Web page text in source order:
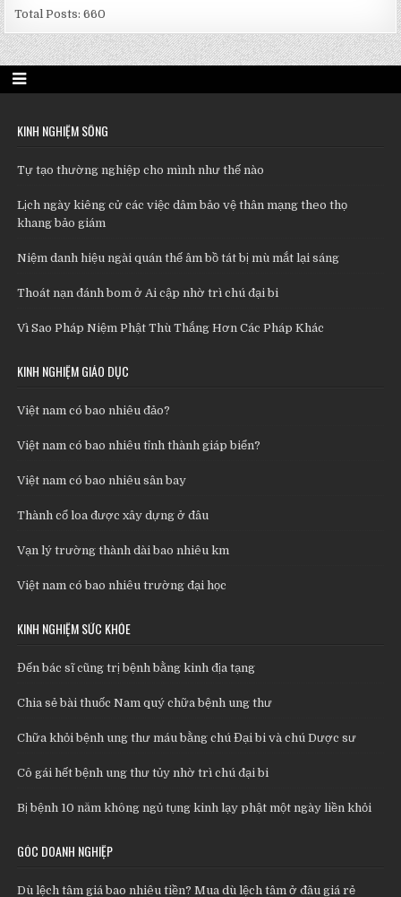
Total Posts:660
KINH NGHIỆM SỐNG
Tự tạo thường nghiệp cho mình như thế nào
Lịch ngày kiêng cử các việc dâm bảo vệ thân mạng theo thọ
khang bảo giám
Niệm danh hiệu ngài quán thế âm bồ tát bị mù mắt lại sáng
Thoát nạn đánh bom ở Ai cập nhờ trì chú đại bi
Vì Sao Pháp Niệm Phật Thù Thắng Hơn Các Pháp Khác
KINH NGHIỆM GIÁO DỤC
Việt nam có bao nhiêu đảo?
Việt nam có bao nhiêu tỉnh thành giáp biển?
Việt nam có bao nhiêu sân bay
Thành cổ loa được xây dựng ở đâu
Vạn lý trường thành dài bao nhiêu km
Việt nam có bao nhiêu trường đại học
KINH NGHIỆM SỨC KHỎE
Đến bác sĩ cũng trị bệnh bằng kinh địa tạng
Chia sẻ bài thuốc Nam quý chữa bệnh ung thư
Chữa khỏi bệnh ung thư máu bằng chú Đại bi và chú Dược sư
Cô gái hết bệnh ung thư tủy nhờ trì chú đại bi
Bị bệnh 10 năm không ngủ tụng kinh lạy phật một ngày liền khỏi
GÓC DOANH NGHIỆP
Dù lệch tâm giá bao nhiêu tiền? Mua dù lệch tâm ở đâu giá rẻ